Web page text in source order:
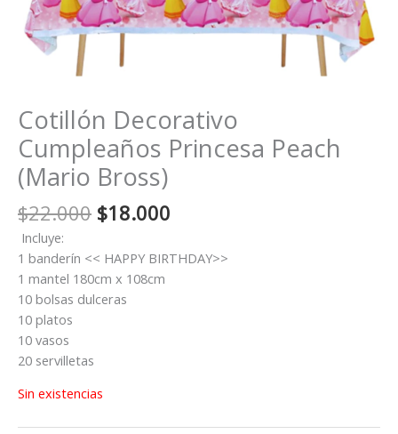
Cotillón Decorativo
Cumpleaños Princesa Peach
(Mario Bross)
$22.000 El
original
era:
$22.000.
$18.000
actual
Incluye:
1 banderín << HAPPY BIRTHDAY>>
1 mantel 180cm x 108cm
10 bolsas dulceras
10 platos
10 vasos
20 servilletas
Sin existencias